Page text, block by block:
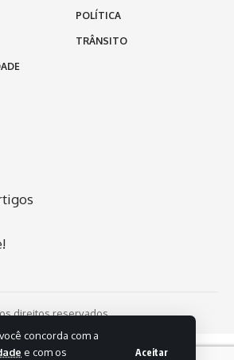
concorda com a
e com os Aceitar
POLÍTICA
TRÂNSITO
direitos reservados.